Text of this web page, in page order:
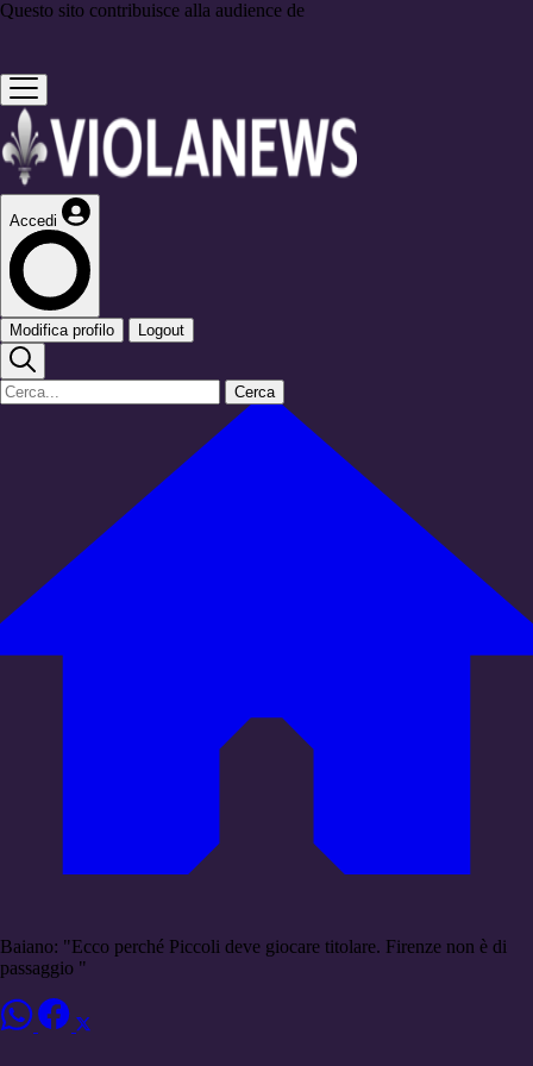
Questo sito contribuisce alla audience de
Accedi
Modifica profilo Logout
Cerca
Baiano: "Ecco perché Piccoli deve giocare titolare. Firenze non è di
passaggio "